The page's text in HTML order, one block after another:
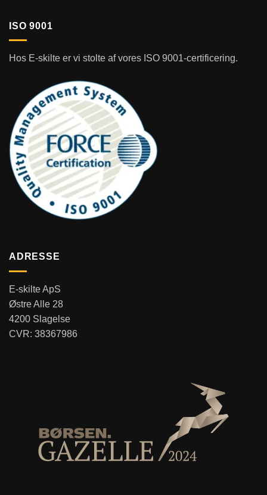
ISO 9001
Hos E-skilte er vi stolte af vores ISO 9001-certificering.
ADRESSE
E-skilte ApS
Østre Alle 28
4200 Slagelse
CVR: 38367986